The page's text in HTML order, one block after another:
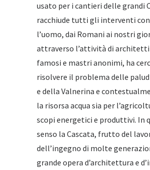
usato per i cantieri delle grandi
racchiude tutti gli interventi
l’uomo, dai Romani ai nostri
attraverso l’attività di architetti
famosi e mastri anonimi, ha
risolvere il problema delle
e della Valnerina e
la risorsa acqua sia per
scopi energetici e produttivi. In
senso la Cascata, frutto del
dell’ingegno di molte
grande opera d’architettura e